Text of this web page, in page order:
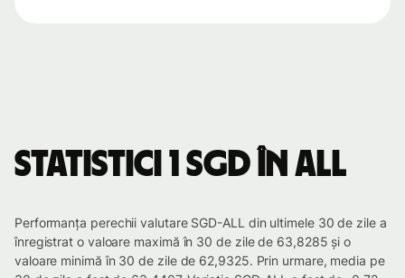
Statistici 1 SGD în ALL
Performanța perechii valutare SGD-ALL din ultimele 30 de zile a
înregistrat o valoare maximă în 30 de zile de 63,8285 și o
valoare minimă în 30 de zile de 62,9325. Prin urmare, media pe